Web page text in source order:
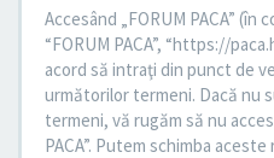
Accesând „FORUM PACA” (în
“FORUM PACA”, “https://
acord să intraţi din punct de
următorilor termeni. Dacă nu
termeni, vă rugăm să nu
PACA”. Putem schimba